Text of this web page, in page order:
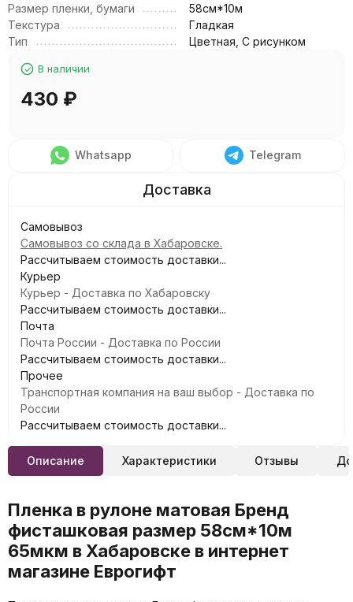
Размер пленки, бумаги
58см*10м
Текстура
Гладкая
Тип
Цветная, С рисунком
В наличии
430 ₽
Whatsapp Telegram
Самовывоз
Самовывоз со склада в Хабаровске.
Рассчитываем стоимость доставки...
Курьер
Курьер - Доставка по Хабаровску
Рассчитываем стоимость доставки...
Почта
Почта России - Доставка по России
Рассчитываем стоимость доставки...
Прочее
Транспортная компания на ваш выбор - Доставка по
России
Рассчитываем стоимость доставки...
Описание Характеристики Отзывы
Пленка в рулоне матовая Бренд
фисташковая размер 58см*10м
65мкм в Хабаровске в интернет
магазине Еврогифт